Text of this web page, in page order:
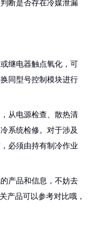
断是否存在冷媒泄漏
继电器触点氧化，可
同型号控制模块进行
从电源检查、散热清
系统检修。对于涉及
必须由持有制冷作业
产品和信息，不妨去
产品可以参考对比哦，